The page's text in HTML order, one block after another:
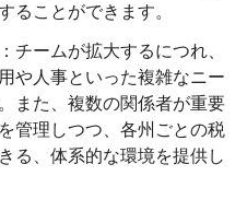
ることができます。
：チームが拡大するにつれ、
や人事といった複雑なニー
また、複数の関係者が重要
管理しつつ、各州ごとの税
る、体系的な環境を提供し